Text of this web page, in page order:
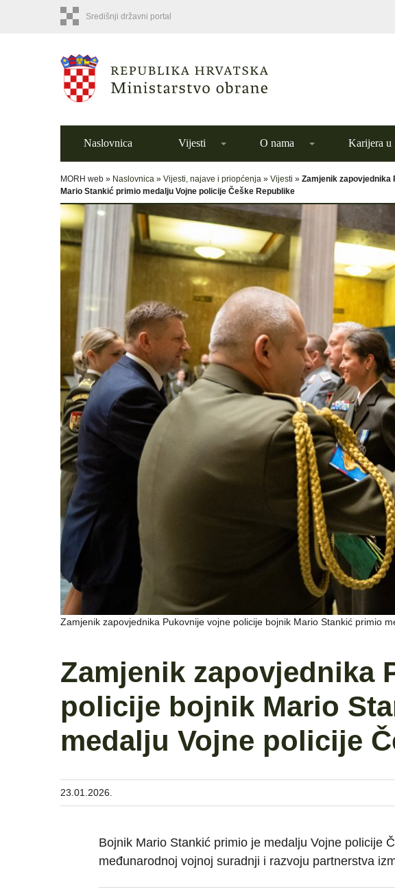
Središnji državni portal
Naslovnica Vijesti O nama Karijera
MORH web » Naslovnica » Vijesti, najave i priopćenja » Vijesti » Zamjenik zapovjednika
Mario Stankić primio medalju Vojne policije Češke Republike
Zamjenik zapovjednika Pukovnije vojne policije bojnik Mario Stankić primio
Zamjenik zapovjednika
policije bojnik Mario
medalju Vojne policije
23.01.2026.
Bojnik Mario Stankić primio je medalju Vojne policije
međunarodnoj vojnoj suradnji i razvoju partnerstva